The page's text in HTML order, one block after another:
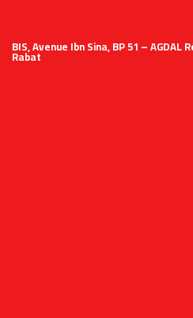
51 BIS, Avenue Ibn Sina, BP 51 –
Rabat